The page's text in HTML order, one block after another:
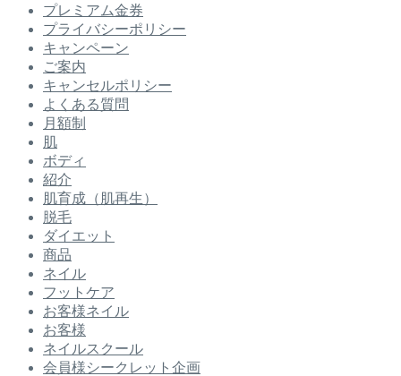
プレミアム金券
プライバシーポリシー
キャンペーン
ご案内
キャンセルポリシー
よくある質問
月額制
肌
ボディ
紹介
肌育成（肌再生）
脱毛
ダイエット
商品
ネイル
フットケア
お客様ネイル
お客様
ネイルスクール
会員様シークレット企画